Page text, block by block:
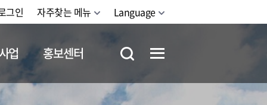
그인 자주찾는 메뉴 Language
업 홍보센터